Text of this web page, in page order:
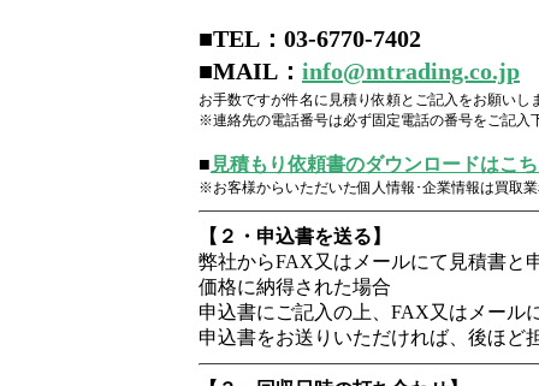
■TEL：03-6770-7402
■MAIL： info@mtrading.co.jp
お手数ですが件名に見積り依頼とご記入をお願いし
※連絡先の電話番号は必ず固定電話の番号をご記入
■ 見積もり依頼書のダウンロードはこ
※お客様からいただいた個人情報･企業情報は買取
【２・申込書を送る】
弊社からFAX又はメールにて見積書と
価格に納得された場合
申込書にご記入の上、FAX又はメール
申込書をお送りいただければ、後ほど